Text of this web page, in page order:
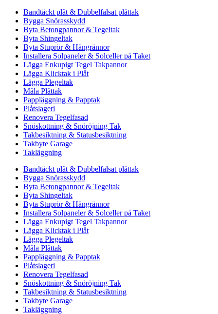
Bandtäckt plåt & Dubbelfalsat plåttak
Bygga Snörasskydd
Byta Betongpannor & Tegeltak
Byta Shingeltak
Byta Stuprör & Hängrännor
Installera Solpaneler & Solceller på Taket
Lägga Enkupigt Tegel Takpannor
Lägga Klicktak i Plåt
Lägga Plegeltak
Måla Plåttak
Pappläggning & Papptak
Plåtslageri
Renovera Tegelfasad
Snöskottning & Snöröjning Tak
Takbesiktning & Statusbesiktning
Takbyte Garage
Takläggning
Bandtäckt plåt & Dubbelfalsat plåttak
Bygga Snörasskydd
Byta Betongpannor & Tegeltak
Byta Shingeltak
Byta Stuprör & Hängrännor
Installera Solpaneler & Solceller på Taket
Lägga Enkupigt Tegel Takpannor
Lägga Klicktak i Plåt
Lägga Plegeltak
Måla Plåttak
Pappläggning & Papptak
Plåtslageri
Renovera Tegelfasad
Snöskottning & Snöröjning Tak
Takbesiktning & Statusbesiktning
Takbyte Garage
Takläggning